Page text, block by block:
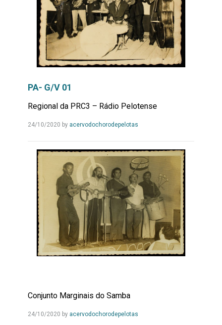
PA- G/V 01
Regional da PRC3 – Rádio Pelotense
24/10/2020 by acervodochorodepelotasLeia
Conjunto Marginais do Samba
24/10/2020 by acervodochorodepelotasLeia